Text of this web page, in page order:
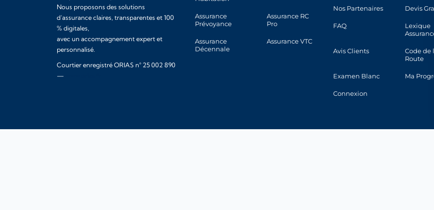
Nous proposons des solutions
d’assurance claires, transparentes et 100
% digitales,
avec un accompagnement expert et
personnalisé.
Courtier enregistré ORIAS n° 25 002 890
—
Assurance
Prévoyance
Assurance RC
Pro
Assurance
Décennale
Assurance VTC
Nos Partenaires Devis
FAQ
Lexique
Avis Clients
Code de
Route
Examen Blanc Ma
Connexion